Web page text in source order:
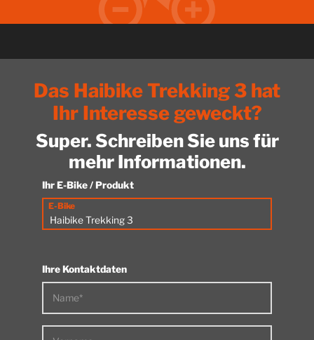
Das Haibike Trekking 3 hat
Ihr Interesse geweckt?
Super. Schreiben Sie uns für
mehr Informationen.
Ihr E-Bike / Produkt
E-Bike
Ihre Kontaktdaten
Name*